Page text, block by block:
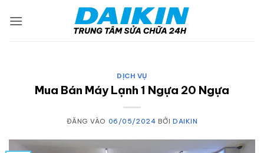
qua
DỊCH VỤ
Mua Bán Máy Lạnh 1 Ngựa 20 Ngựa
ĐĂNG VÀO 06/05/2024 BỞIDAIKIN